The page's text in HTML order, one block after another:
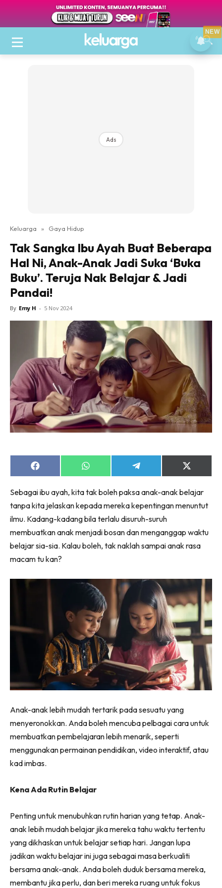
Ads
Keluarga » Gaya Hidup
Tak Sangka Ibu Ayah Buat Beberapa
Hal Ni, Anak-Anak Jadi Suka ‘Buka
Buku’. Teruja Nak Belajar & Jadi
Pandai!
By Emy H - 5 Nov 2024
Share
on
Share
on
Share
on
Share
on
(Twitter)
Sebagai ibu ayah, kita tak boleh paksa anak-anak belajar
tanpa kita jelaskan kepada mereka kepentingan menuntut
ilmu. Kadang-kadang bila terlalu disuruh-suruh
membuatkan anak menjadi bosan dan menganggap waktu
belajar sia-sia. Kalau boleh, tak naklah sampai anak rasa
macam tu kan?
Anak-anak lebih mudah tertarik pada sesuatu yang
menyeronokkan. Anda boleh mencuba pelbagai cara untuk
membuatkan pembelajaran lebih menarik, seperti
menggunakan permainan pendidikan, video interaktif, atau
kad imbas.
Kena Ada Rutin Belajar
Penting untuk menubuhkan rutin harian yang tetap. Anak-
anak lebih mudah belajar jika mereka tahu waktu tertentu
yang dikhaskan untuk belajar setiap hari. Jangan lupa
jadikan waktu belajar ini juga sebagai masa berkualiti
bersama anak-anak. Anda boleh duduk bersama mereka,
membantu jika perlu, dan beri mereka ruang untuk fokus
NEW